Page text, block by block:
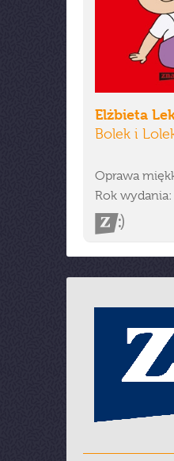
Elżbieta
Bolek i
Oprawa
Rok wydania: